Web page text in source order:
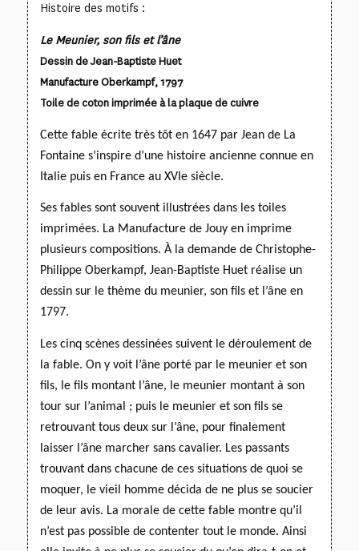
Histoire des motifs :
Le Meunier, son fils et l’âne
Dessin de Jean-Baptiste Huet
Manufacture Oberkampf, 1797
Toile de coton imprimée à la plaque de cuivre
Cette fable écrite très tôt en 1647 par Jean de La
Fontaine s’inspire d’une histoire ancienne connue en
Italiepuis en France au XVIe siècle.
Ses fables sont souvent illustrées dans les toiles
imprimées. La Manufacture de Jouy en imprime
plusieurs compositions. À la demande de Christophe-
Philippe Oberkampf, Jean-Baptiste Huet réalise un
dessin sur le thème du meunier, son fils et l’âne en
1797.
Les cinq scènes dessinées suivent le déroulement de
la fable. On y voit l’âne porté par le meunier et son
fils, le fils montant l’âne, le meunier montant à son
tour sur l’animal ; puis le meunier et son fils se
retrouvant tous deux sur l’âne, pour finalement
laisser l’âne marcher sans cavalier. Les passants
trouvant dans chacune de ces situations de quoi se
moquer, le vieil homme décida de ne plus se soucier
de leur avis. La morale de cette fable montre qu’il
n’est pas possible de contenter tout le monde. Ainsi